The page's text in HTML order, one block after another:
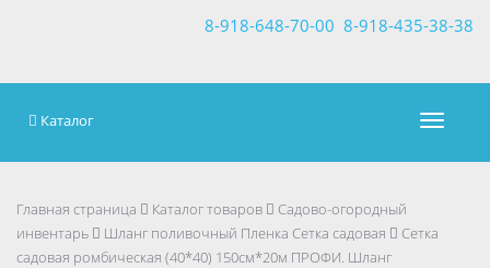
8-918-435-38-38
8-918-648-70-00
Каталог
Главная страница Каталог товаров
Садово-огородный
инвентарь
Шланг поливочный Пленка Сетка садовая
Сетка
садовая ромбическая (40*40) 150см*20м ПРОФИ. Шланг